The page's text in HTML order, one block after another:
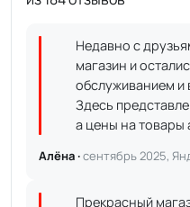
Недавно с
магазин и
обслуживанием и
Здесь
а цены на товары
Алёна ·сентябрь 2025,
Прекрасный